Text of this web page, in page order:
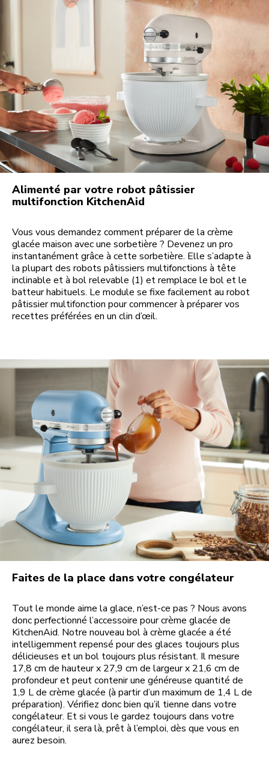
Alimenté par votre robot pâtissier
multifonction KitchenAid
Vous vous demandez comment préparer de la crème
glacée maison avec une sorbetière ? Devenez un pro
instantanément grâce à cette sorbetière. Elle s’adapte à
la plupart des robots pâtissiers multifonctions à tête
inclinable et à bol relevable (1) et remplace le bol et le
batteur habituels. Le module se fixe facilement au robot
pâtissier multifonction pour commencer à préparer vos
recettes préférées en un clin d’œil.
Faites de la place dans votre congélateur
Tout le monde aime la glace, n’est-ce pas ? Nous avons
donc perfectionné l’accessoire pour crème glacée de
KitchenAid. Notre nouveau bol à crème glacée a été
intelligemment repensé pour des glaces toujours plus
délicieuses et un bol toujours plus résistant. Il mesure
17,8 cm de hauteur x 27,9 cm de largeur x 21,6 cm de
profondeur et peut contenir une généreuse quantité de
1,9 L de crème glacée (à partir d’un maximum de 1,4 L de
préparation). Vérifiez donc bien qu’il tienne dans votre
congélateur. Et si vous le gardez toujours dans votre
congélateur, il sera là, prêt à l’emploi, dès que vous en
aurez besoin.